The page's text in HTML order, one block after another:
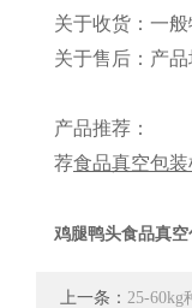
关于收货：一
关于售后：产
产品推荐：
荐食品真空包装
鸡腿鸭头食品真
上一条： 25-60kg